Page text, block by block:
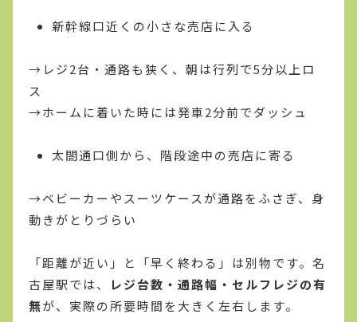
新幹線口近くの小さな売店に入る
→レジ2台・通路も狭く、朝は行列で5分以上ロ
ス
→ホームに着いた時には発車2分前でダッシュ
太閤通口側から、階段途中の売店に寄る
→ベビーカーやスーツケースが通路をふさぎ、身
動きがとりづらい
「距離が近い」と「早く終わる」は別物です。名
古屋駅では、
レジ台数・通路幅・セルフレジの有
無が、実際の所要時間を大きく左右します。